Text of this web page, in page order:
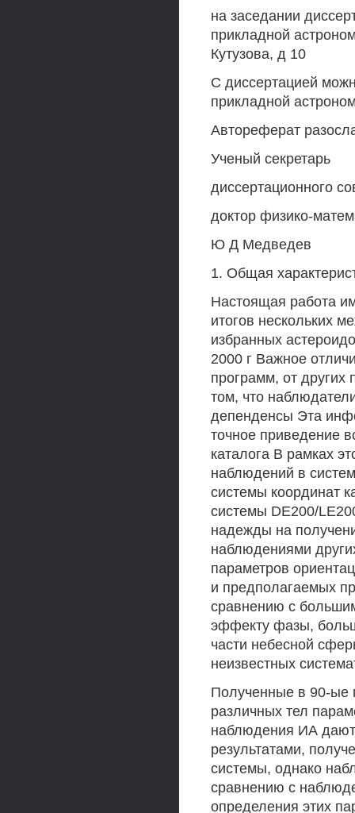
на заседании
прикладной
Кутузова, д 10
С диссертацией
прикладной
Автореферат
Ученый секретарь
диссертационного
доктор физико-
Ю Д Медведев
1. Общая
Настоящая работа
итогов нескольких
избранных
2000 г Важное
программ, от других
том, что
депенденсы Эта
точное приведение
каталога В рамках
наблюдений в
системы координат
системы DE200/
надежды на
наблюдениями
параметров
и предполагаемых
сравнению с
эффекту фазы,
части небесной
неизвестных
Полученные в 90-ые
различных тел
наблюдения ИА дают
результатами,
системы, однако
сравнению с
определения этих